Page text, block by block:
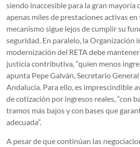
siendo inaccesible para la gran mayoría
apenas miles de prestaciones activas en
mecanismo sigue lejos de cumplir su
seguridad. En paralelo, la Organización
modernización del RETA debe
justicia contributiva, “quien menos
apunta Pepe Galván, Secretario
Andalucía. Para ello, es imprescindible
de cotización por ingresos reales, “con
tramos más bajos y con bases que
adecuada”.
A pesar de que continúan las